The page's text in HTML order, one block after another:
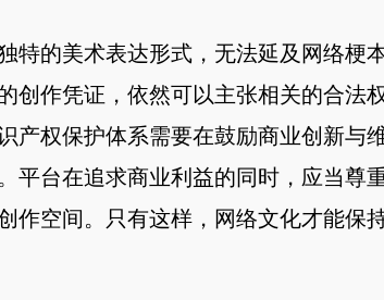
特的美术表达形式，无法延及网络梗
创作凭证，依然可以主张相关的合法
产权保护体系需要在鼓励商业创新与
平台在追求商业利益的同时，应当尊
作空间。只有这样，网络文化才能保